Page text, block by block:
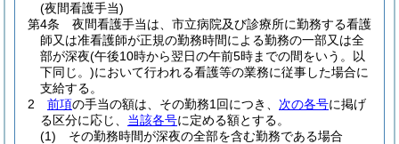
(夜間看護手当)
第4条
夜間看護手当は、市立病院及び診療所に勤務する看護
師又は准看護師が正規の勤務時間による勤務の一部又は全
部が深夜(午後10時から翌日の午前5時までの間をいう。以
下同じ。)において行われる看護等の業務に従事した場合に
支給する。
2
前項の手当の額は、その勤務1回につき、 次の各号に掲げ
る区分に応じ、 当該各号に定める額とする。
(1)
その勤務時間が深夜の全部を含む勤務である場合